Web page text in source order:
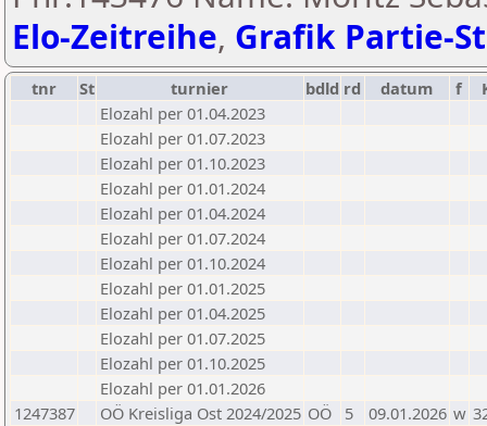
Elo-Zeitreihe, Grafik Partie-
tnr St turnier bdld rd datum f
Elozahl per 01.04.2023
Elozahl per 01.07.2023
Elozahl per 01.10.2023
Elozahl per 01.01.2024
Elozahl per 01.04.2024
Elozahl per 01.07.2024
Elozahl per 01.10.2024
Elozahl per 01.01.2025
Elozahl per 01.04.2025
Elozahl per 01.07.2025
Elozahl per 01.10.2025
Elozahl per 01.01.2026
1247387
OÖ Kreisliga Ost 2024/2025 OÖ 5 09.01.2026 w